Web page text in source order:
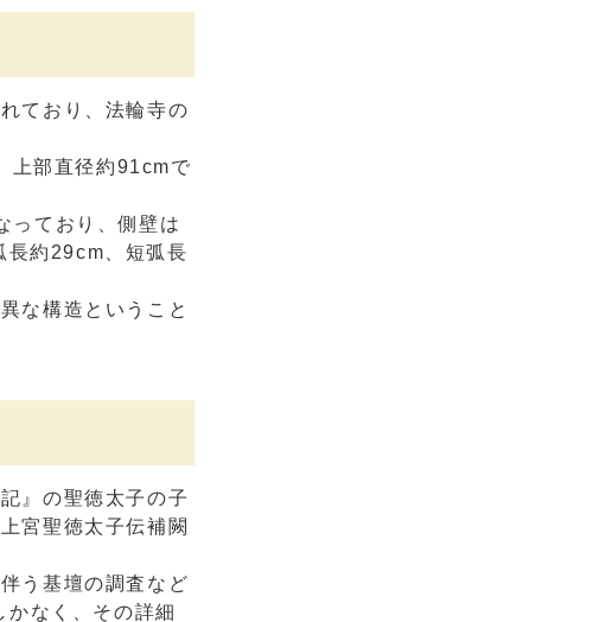
ており、法輪寺の
上部直径約91cmで
っており、側壁は
長約29cm、短弧長
な構造ということ
』の聖徳太子の子
宮聖徳太子伝補闕
う基壇の調査など
なく、その詳細